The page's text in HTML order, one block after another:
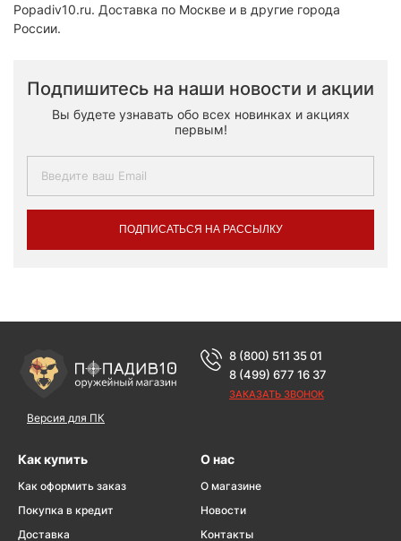
Popadiv10.ru. Доставка по Москве и в другие города
России.
Подпишитесь на наши новости и акции
Вы будете узнавать обо всех новинках и акциях
первым!
ПОДПИСАТЬСЯ НА РАССЫЛКУ
Версия для ПК
8 (800) 511 35 01
8 (499) 677 16 37
ЗАКАЗАТЬ ЗВОНОК
Как купить
Как оформить заказ
Покупка в кредит
Доставка
О нас
О магазине
Новости
Контакты